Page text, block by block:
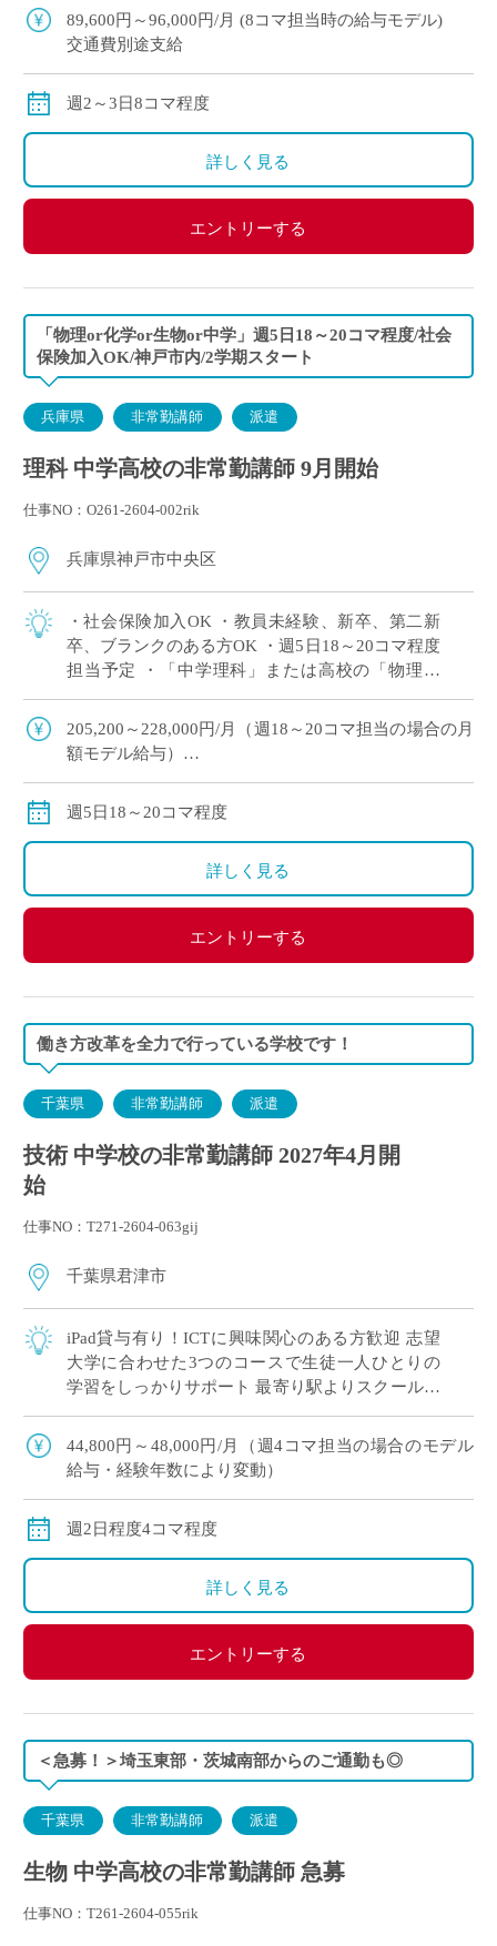
・中野エリアでアクセス良好。通勤負担を抑 […]
89,600円～96,000円/月 (8コマ担当時の給与モデル)
交通費別途支給
週2～3日8コマ程度
詳しく見る
エントリーする
「物理or化学or生物or中学」週5日18～20コマ程度/社会
保険加入OK/神戸市内/2学期スタート
兵庫県 非常勤講師 派遣
理科 中学高校の非常勤講師 9月開始
仕事NO：O261-2604-002rik
兵庫県神戸市中央区
・社会保険加入OK ・教員未経験、新卒、第二新
卒、ブランクのある方OK ・週5日18～20コマ程度
担当予定 ・「中学理科」または高校の「物理」
or「化学」or「生物」の中で、ご希望科目の相談
OK ・2学期スタートですが […]
205,200～228,000円/月（週18～20コマ担当の場合の月
額モデル給与）
交通費：別途全額支給
週18コマ以上担当で、社会保険加入
週5日18～20コマ程度
詳しく見る
エントリーする
働き方改革を全力で行っている学校です！
千葉県 非常勤講師 派遣
技術 中学校の非常勤講師 2027年4月開
始
仕事NO：T271-2604-063gij
千葉県君津市
iPad貸与有り！ICTに興味関心のある方歓迎 志望
大学に合わせた3つのコースで生徒一人ひとりの
学習をしっかりサポート 最寄り駅よりスクールバ
スあり・車通勤可！ 兼務校をお探しの方にピッタ
リ
44,800円～48,000円/月（週4コマ担当の場合のモデル
給与・経験年数により変動）
週2日程度4コマ程度
詳しく見る
エントリーする
＜急募！＞埼玉東部・茨城南部からのご通勤も◎
千葉県 非常勤講師 派遣
生物 中学高校の非常勤講師 急募
仕事NO：T261-2604-055rik